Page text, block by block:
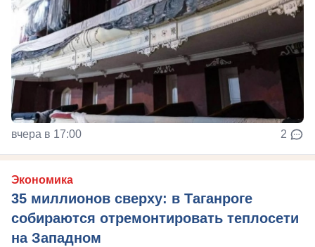
вчера в 17:00 2
Экономика
35 миллионов сверху: в Таганроге
собираются отремонтировать теплосети
на Западном